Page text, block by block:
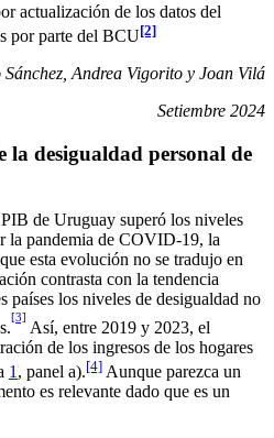
actualización de los datos del
por parte del BCU[2]
Andrea Vigorito y Joan Vilá
Setiembre 2024
la desigualdad personal de
de Uruguay superó los niveles
la pandemia de COVID-19, la
esta evolución no se tradujo en
contrasta con la tendencia
países los niveles de desigualdad no
[3]
Así, entre 2019 y 2023, el
de los ingresos de los hogares
1 , panel a).[4] Aunque parezca un
es relevante dado que es un